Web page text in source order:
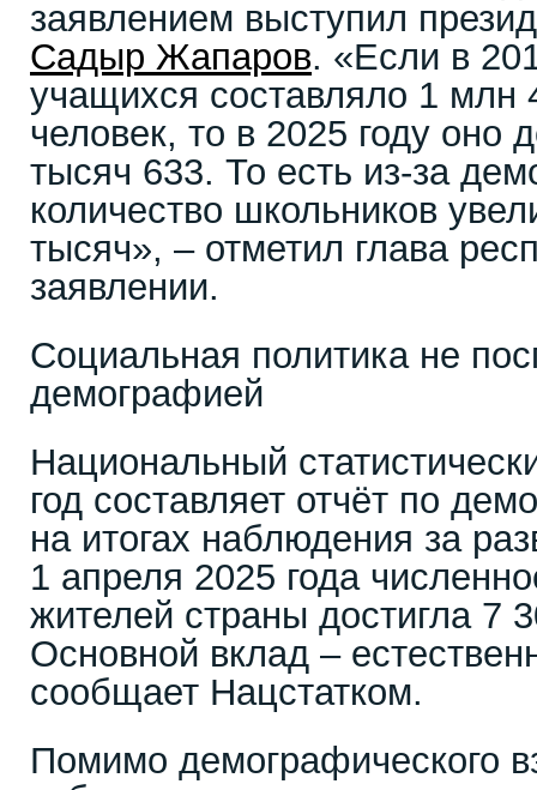
заявлением выступил
Садыр Жапаров. «Если в
учащихся составляло 1 млн
человек, то в 2025 году оно
тысяч 633. То есть из-за
количество школьников
тысяч», – отметил глава
заявлении.
Социальная политика не
демографией
Национальный
год составляет отчёт по
на итогах наблюдения за
1 апреля 2025 года
жителей страны достигла 7
Основной вклад –
сообщает Нацстатком.
Помимо демографического